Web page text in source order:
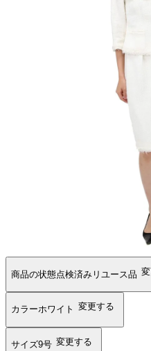
商品の状態点検済みリユース品
カラーホワイト 変更する
サイズ9号 変更する